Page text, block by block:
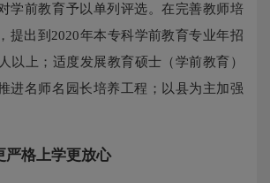
学前教育予以单列评选。在完善教师培
提出到2020年本专科学前教育专业年招
以上；适度发展教育硕士（学前教育）
进名师名园长培养工程；以县为主加强
格上学更放心